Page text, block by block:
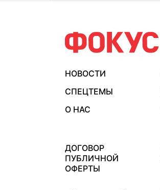
НОВОСТИ
СПЕЦТЕМЫ
О НАС
ДОГОВОР
ПУБЛИЧНОЙ
ОФЕРТЫ